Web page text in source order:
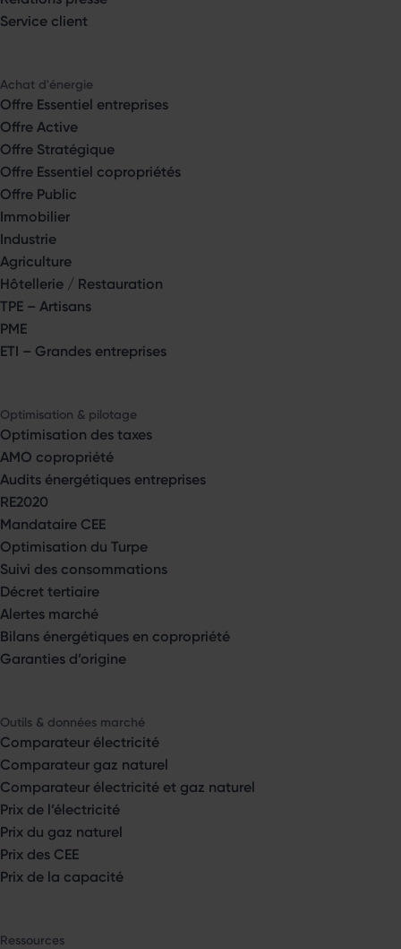
Service client
Achat d'énergie
Offre Essentiel entreprises
Offre Active
Offre Stratégique
Offre Essentiel copropriétés
Offre Public
Immobilier
Industrie
Agriculture
Hôtellerie / Restauration
TPE – Artisans
PME
ETI – Grandes entreprises
Optimisation & pilotage
Optimisation des taxes
AMO copropriété
Audits énergétiques entreprises
RE2020
Mandataire CEE
Optimisation du Turpe
Suivi des consommations
Décret tertiaire
Alertes marché
Bilans énergétiques en copropriété
Garanties d’origine
Outils & données marché
Comparateur électricité
Comparateur gaz naturel
Comparateur électricité et gaz naturel
Prix de l’électricité
Prix du gaz naturel
Prix des CEE
Prix de la capacité
Ressources